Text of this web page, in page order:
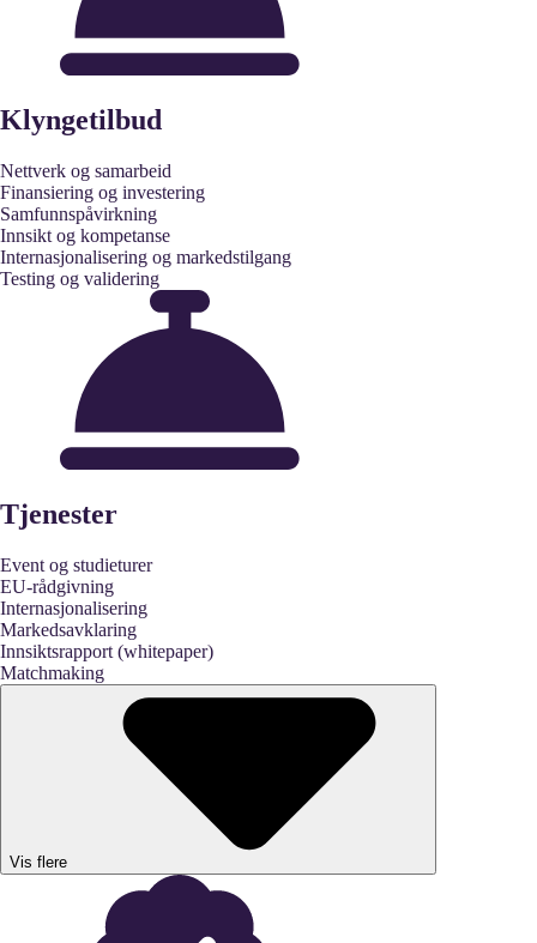
Klyngetilbud
Nettverk og samarbeid
Finansiering og investering
Samfunnspåvirkning
Innsikt og kompetanse
Internasjonalisering og markedstilgang
Testing og validering
Tjenester
Event og studieturer
EU-rådgivning
Internasjonalisering
Markedsavklaring
Innsiktsrapport (whitepaper)
Matchmaking
Vis flere